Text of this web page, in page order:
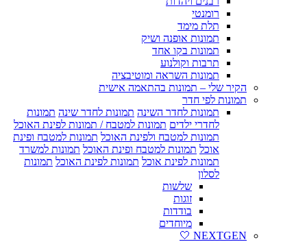
רומנטי
תלת מימד
תמונות אופנה ושיק
תמונות בקו אחד
תרבות וקולנוע
תמונות השראה ומוטיבציה
הקיר שלי – תמונות בהתאמה אישית
תמונות לפי חדר
תמונות לחדר השינה תמונות לחדר שינה תמונות
לחדרי ילדים תמונות למטבח / תמונות לפינת האוכל
תמונות למטבח ולפינת האוכל תמונות למטבח ופינת
אוכל תמונות למטבח ופינת האוכל תמונות למשרד
תמונות לפינת אוכל תמונות לפינת האוכל תמונות
לסלון
שלשות
זוגות
בודדות
מיוחדים
NEXTGEN 🤍